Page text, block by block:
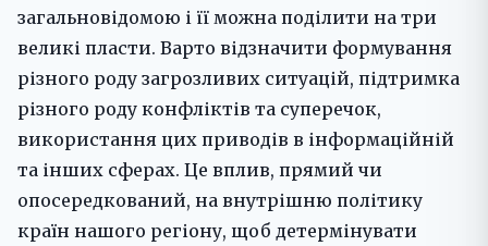
загальновідомою і її можна поділити на три
великі пласти. Варто відзначити формування
різного роду загрозливих ситуацій, підтримка
різного роду конфліктів та суперечок,
використання цих приводів в інформаційній
та інших сферах. Це вплив, прямий чи
опосередкований, на внутрішню політику
країн нашого регіону, щоб детермінувати